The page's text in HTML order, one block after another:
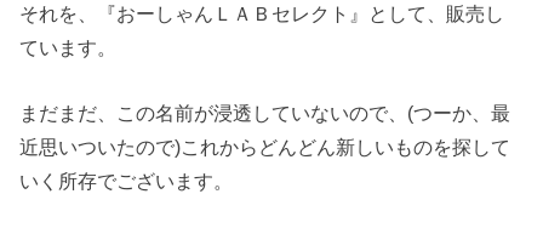
それを、『おーしゃんＬＡＢセレクト』として、販売し
ています。
まだまだ、この名前が浸透していないので、(つーか、最
近思いついたので)これからどんどん新しいものを探して
いく所存でございます。